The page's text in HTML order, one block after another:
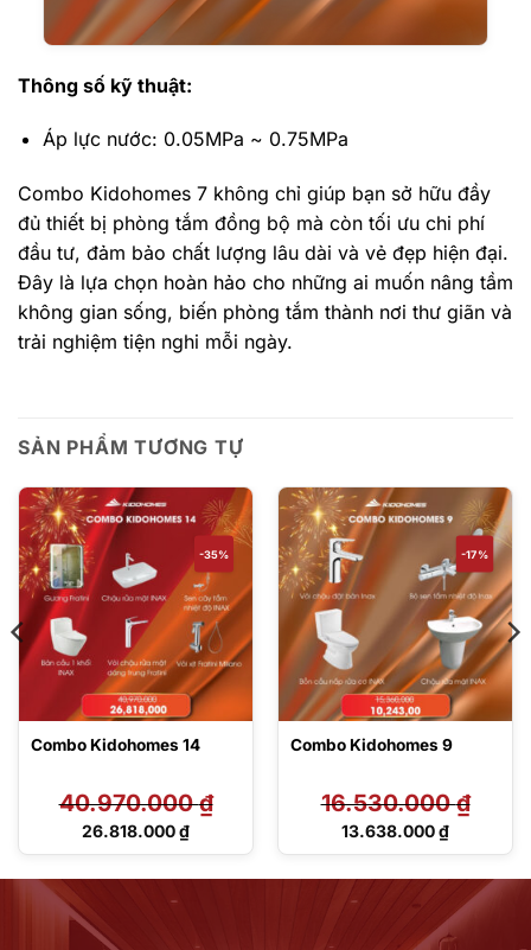
Thông số kỹ thuật:
Áp lực nước: 0.05MPa ~ 0.75MPa
Combo Kidohomes 7 không chỉ giúp bạn sở hữu đầy
đủ thiết bị phòng tắm đồng bộ mà còn tối ưu chi phí
đầu tư, đảm bảo chất lượng lâu dài và vẻ đẹp hiện đại.
Đây là lựa chọn hoàn hảo cho những ai muốn nâng tầm
không gian sống, biến phòng tắm thành nơi thư giãn và
trải nghiệm tiện nghi mỗi ngày.
SẢN PHẨM TƯƠNG TỰ
-35%
Combo Kidohomes 14
40.970.000₫
Giá
26.818.000₫
Giá
-17%
Combo Kidohomes 9
16.530.000₫
Giá
16.530.000 ₫.
13.638.000₫
Giá
13.638.000 ₫.